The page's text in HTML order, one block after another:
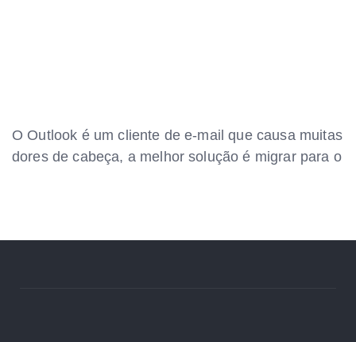
O Outlook é um cliente de e-mail que causa muitas
dores de cabeça, a melhor solução é migrar para o